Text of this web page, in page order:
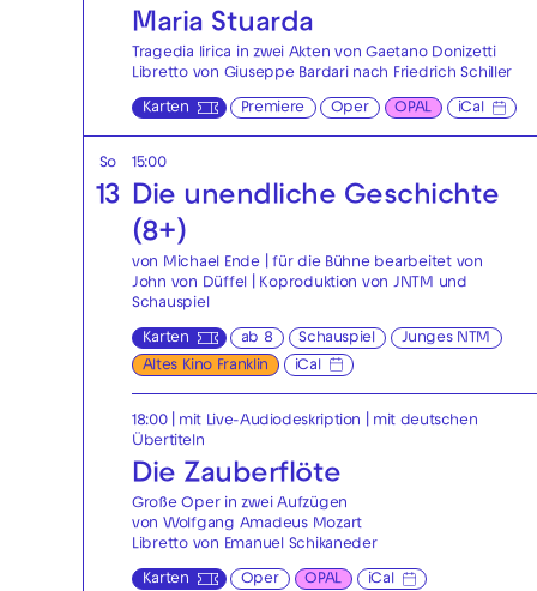
Maria Stuarda
Tragedia lirica in zwei Akten von Gaetano Donizetti
Libretto von Giuseppe Bardari nach Friedrich Schiller
Karten Premiere Oper OPAL iCal
So
13
15:00
Die unendliche Geschichte
(8+)
von Michael Ende | für die Bühne bearbeitet von
John von Düffel | Koproduktion von JNTM und
Schauspiel
Karten ab 8 Schauspiel
Junges NTM
Altes Kino Franklin
iCal
18:00| mit Live-Audiodeskription
mit deutschen
Übertiteln
Die Zauberflöte
Große Oper in zwei Aufzügen
von Wolfgang Amadeus Mozart
Libretto von Emanuel Schikaneder
Karten Oper OPAL iCal